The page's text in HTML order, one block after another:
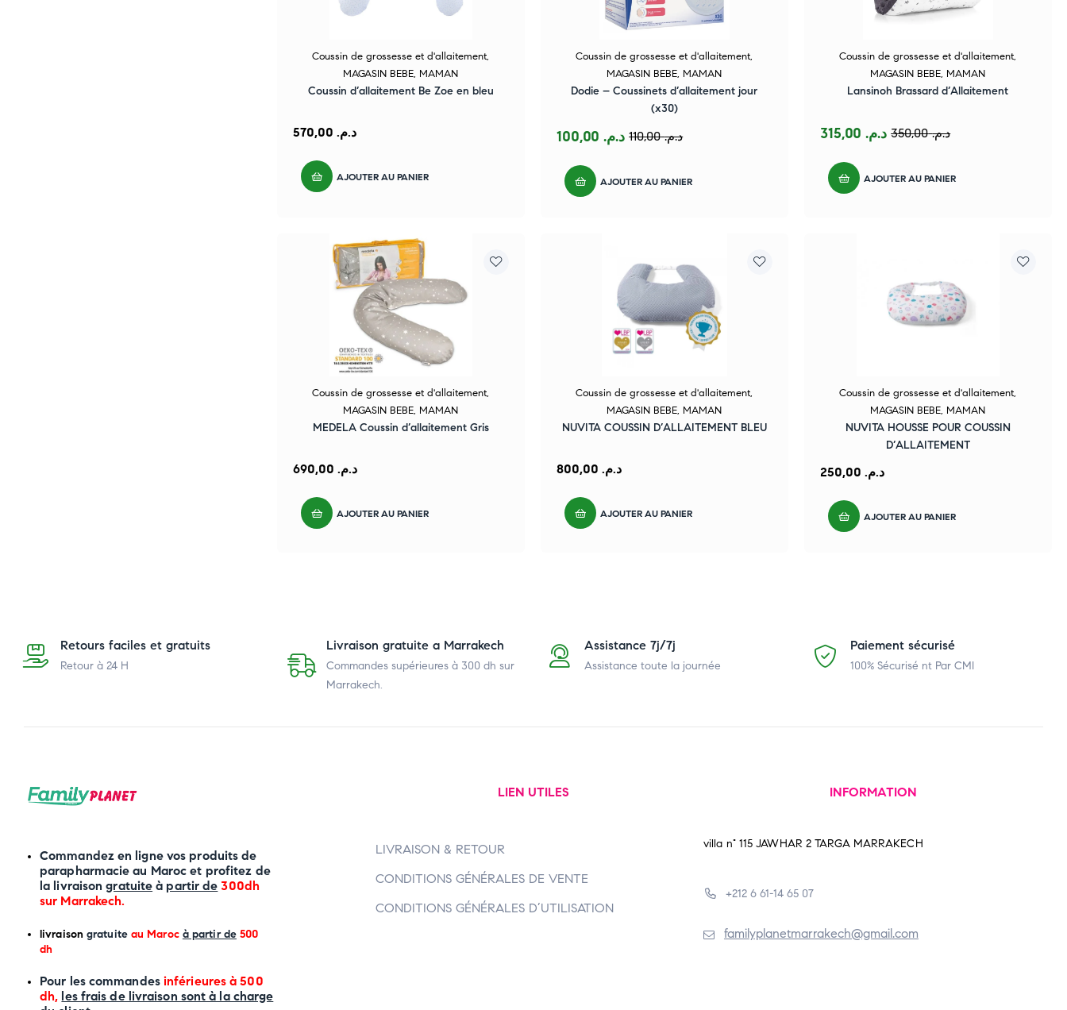
Coussin de grossesse et d'allaitement,
MAGASIN BEBE, MAMAN
Coussin d’allaitement Be Zoe en bleu
د.م.
AJOUTER AU PANIER
Coussin de grossesse et d'allaitement,
MAGASIN BEBE, MAMAN
Dodie – Coussinets d’allaitement jour
(x30)
د.م.110,00 د.م.
AJOUTER AU PANIER
Coussin de grossesse et d'allaitement,
MAGASIN BEBE, MAMAN
Lansinoh Brassard d’Allaitement
د.م.350,00 د.م.
AJOUTER AU PANIER
Coussin de grossesse et d'allaitement,
MAGASIN BEBE, MAMAN
MEDELA Coussin d’allaitement Gris
د.م.
AJOUTER AU PANIER
Coussin de grossesse et d'allaitement,
MAGASIN BEBE, MAMAN
NUVITA COUSSIN D’ALLAITEMENT BLEU
د.م.
AJOUTER AU PANIER
Coussin de grossesse et d'allaitement,
MAGASIN BEBE, MAMAN
NUVITA HOUSSE POUR COUSSIN
D’ALLAITEMENT
د.م.
AJOUTER AU PANIER
Retours faciles et gratuits
Retour à 24 H
Livraison gratuite a Marrakech
Commandes supérieures à 300 dhsur
Marrakech.
Assistance 7j/7j
Assistance toute la journée
Paiement sécurisé
100% Sécurisé nt Par CMI
Commandez en ligne vos produits de
parapharmacie au Maroc et profitez de
la livraisongratuite à partir de 300dh
sur Marrakech.
livraison gratuiteau Maroc à partir de500
dh
Pour les commandes inférieures à 500
dh, les frais de livraison sont à la charge
LIEN UTILES
LIVRAISON & RETOUR
CONDITIONS GÉNÉRALES DE VENTE
CONDITIONS GÉNÉRALES D’UTILISATION
INFORMATION
villa n° 115 JAWHAR 2 TARGA MARRAKECH
+212 6 61-14 65 07
familyplanetmarrakech@gmail.com